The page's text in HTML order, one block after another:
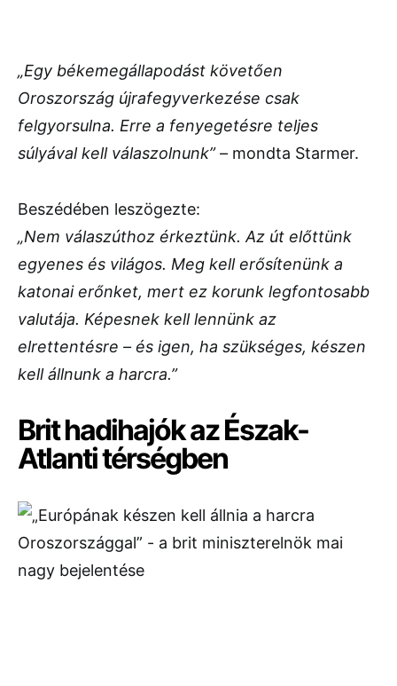
„Egy békemegállapodást követően
Oroszország újrafegyverkezése csak
felgyorsulna. Erre a fenyegetésre teljes
súlyával kell válaszolnunk”– mondta Starmer.
Beszédében leszögezte:
„Nem válaszúthoz érkeztünk. Az út előttünk
egyenes és világos. Meg kell erősítenünk a
katonai erőnket, mert ez korunk legfontosabb
valutája. Képesnek kell lennünk az
elrettentésre – és igen, ha szükséges, készen
kell állnunk a harcra.”
Brit hadihajók az Észak-
Atlanti térségben